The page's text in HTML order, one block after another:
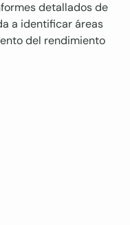
detallados de
a identificar áreas
del rendimiento